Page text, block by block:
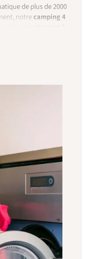
de plus de 2000
notrecamping 4
toute convivialité.
allées sont donc
mais pas l’accès